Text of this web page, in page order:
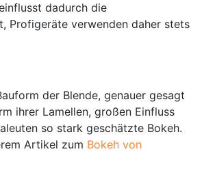
dadurch die
Profigeräte verwenden daher stets
der Blende, genauer gesagt
ihrer Lamellen, großen Einfluss
so stark geschätzte Bokeh.
Artikel zum Bokeh von